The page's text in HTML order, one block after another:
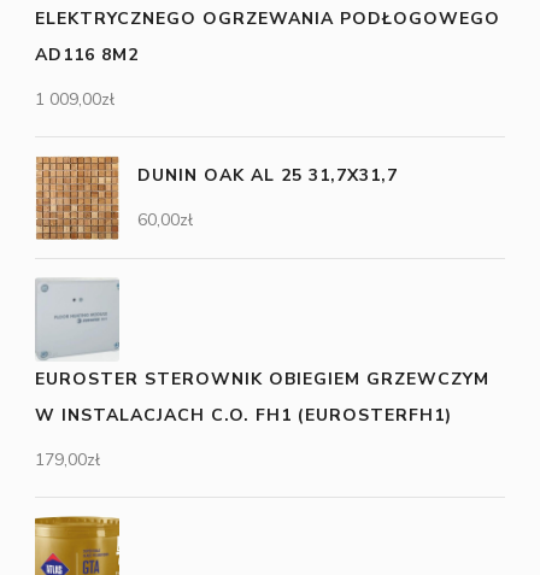
ELEKTRYCZNEGO OGRZEWANIA PODŁOGOWEGO
AD116 8M2
1 009,00zł
DUNIN OAK AL 25 31,7X31,7
60,00zł
EUROSTER STEROWNIK OBIEGIEM GRZEWCZYM
W INSTALACJACH C.O. FH1 (EUROSTERFH1)
179,00zł